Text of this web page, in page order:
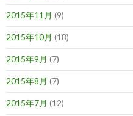
2015年11月 (9)
2015年10月 (18)
2015年9月 (7)
2015年8月 (7)
2015年7月 (12)